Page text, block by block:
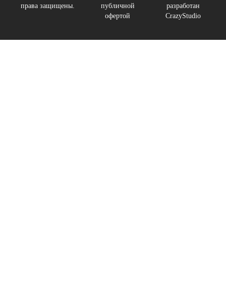
права защищены.
публичной
офертой
разработан
CrazyStudio